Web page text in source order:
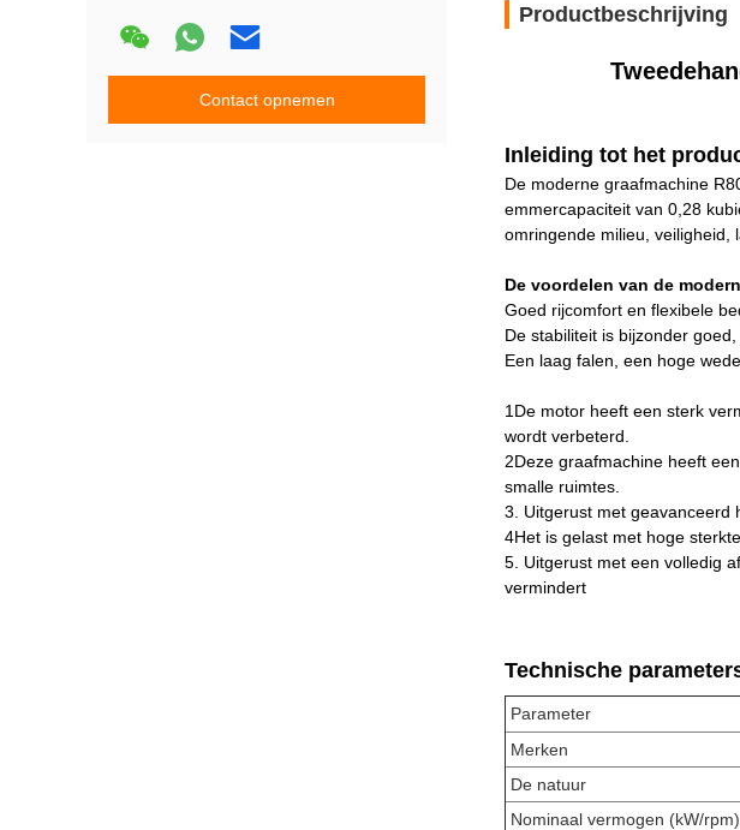
Contact opnemen
Productbeschrijving
Inleiding tot het
De moderne graafmachine
emmercapaciteit van 0,28
omringende milieu, veiligheid,
De voordelen van de
Goed rijcomfort en flexibele
De stabiliteit is bijzonder
Een laag falen, een hoge
1De motor heeft een sterk
wordt verbeterd.
2Deze graafmachine heeft
smalle ruimtes.
3. Uitgerust met geavanceerd
4Het is gelast met hoge
5. Uitgerust met een volledig
vermindert
Technische
Parameter
Merken
De natuur
Nominaal vermogen (kW/rpm)